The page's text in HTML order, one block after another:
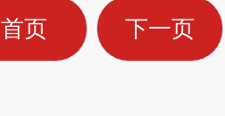
首页 下一页